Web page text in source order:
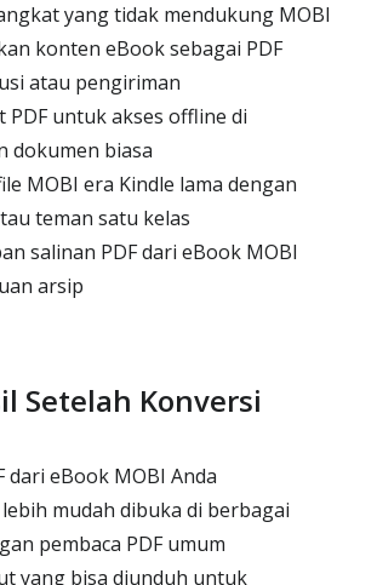
yang tidak mendukung MOBI
konten eBook sebagai PDF
atau pengiriman
PDF untuk akses offline di
dokumen biasa
MOBI era Kindle lama dengan
teman satu kelas
salinan PDF dari eBook MOBI
arsip
Setelah Konversi
dari eBook MOBI Anda
lebih mudah dibuka di berbagai
pembaca PDF umum
yang bisa diunduh untuk